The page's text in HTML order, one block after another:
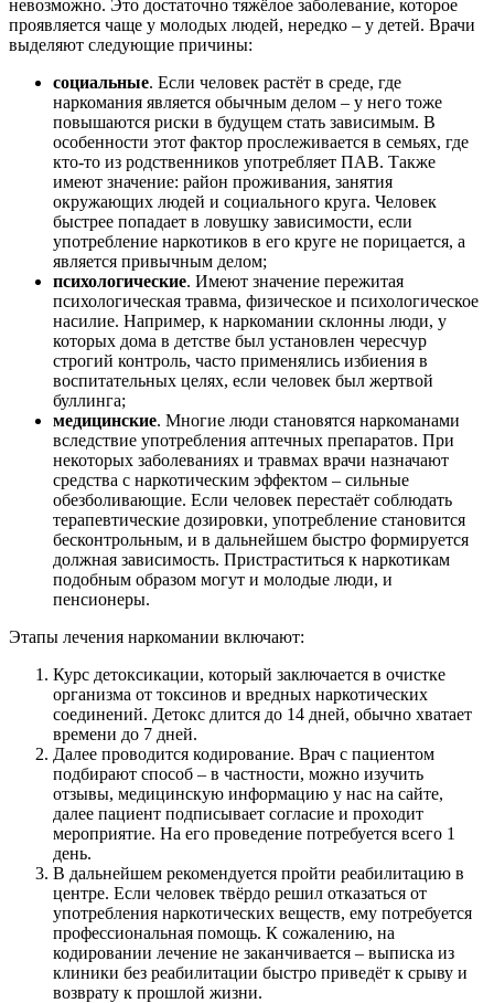
невозможно. Это достаточно тяжёлое заболевание, которое
проявляется чаще у молодых людей, нередко – у детей. Врачи
выделяют следующие причины:
социальные. Если человек растёт в среде, где
наркомания является обычным делом – у него тоже
повышаются риски в будущем стать зависимым. В
особенности этот фактор прослеживается в семьях, где
кто-то из родственников употребляет ПАВ. Также
имеют значение: район проживания, занятия
окружающих людей и социального круга. Человек
быстрее попадает в ловушку зависимости, если
употребление наркотиков в его круге не порицается, а
является привычным делом;
психологические. Имеют значение пережитая
психологическая травма, физическое и психологическое
насилие. Например, к наркомании склонны люди, у
которых дома в детстве был установлен чересчур
строгий контроль, часто применялись избиения в
воспитательных целях, если человек был жертвой
буллинга;
медицинские. Многие люди становятся наркоманами
вследствие употребления аптечных препаратов. При
некоторых заболеваниях и травмах врачи назначают
средства с наркотическим эффектом – сильные
обезболивающие. Если человек перестаёт соблюдать
терапевтические дозировки, употребление становится
бесконтрольным, и в дальнейшем быстро формируется
должная зависимость. Пристраститься к наркотикам
подобным образом могут и молодые люди, и
пенсионеры.
Этапы лечения наркомании включают:
Курс детоксикации, который заключается в очистке
организма от токсинов и вредных наркотических
соединений. Детокс длится до 14 дней, обычно хватает
времени до 7 дней.
Далее проводится кодирование. Врач с пациентом
подбирают способ – в частности, можно изучить
отзывы, медицинскую информацию у нас на сайте,
далее пациент подписывает согласие и проходит
мероприятие. На его проведение потребуется всего 1
день.
В дальнейшем рекомендуется пройти реабилитацию в
центре. Если человек твёрдо решил отказаться от
употребления наркотических веществ, ему потребуется
профессиональная помощь. К сожалению, на
кодировании лечение не заканчивается – выписка из
клиники без реабилитации быстро приведёт к срыву и
возврату к прошлой жизни.